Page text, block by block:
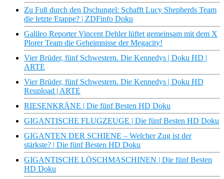
Zu Fuß durch den Dschungel: Schafft Lucy Shepherds Team
die letzte Etappe? | ZDFinfo Doku
Galileo Reporter Vincent Dehler lüftet gemeinsam mit dem X
Plorer Team die Geheimnisse der Megacity!
Vier Brüder, fünf Schwestern. Die Kennedys | Doku HD |
ARTE
Vier Brüder, fünf Schwestern. Die Kennedys | Doku HD
Reupload | ARTE
RIESENKRÄNE | Die fünf Besten HD Doku
GIGANTISCHE FLUGZEUGE | Die fünf Besten HD Doku
GIGANTEN DER SCHIENE – Welcher Zug ist der
stärkste? | Die fünf Besten HD Doku
GIGANTISCHE LÖSCHMASCHINEN | Die fünf Besten
HD Doku